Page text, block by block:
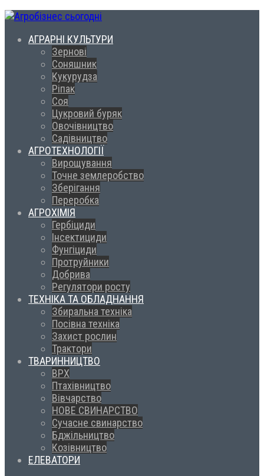
АГРАРНІ КУЛЬТУРИ
Зернові
Соняшник
Кукурудза
Ріпак
Соя
Цукровий буряк
Овочівництво
Садівництво
АГРОТЕХНОЛОГІЇ
Вирощування
Точне землеробство
Зберігання
Переробка
АГРОХІМІЯ
Гербіциди
Інсектициди
Фунгіциди
Протруйники
Добрива
Регулятори росту
ТЕХНІКА ТА ОБЛАДНАННЯ
Збиральна техніка
Посівна техніка
Захист рослин
Трактори
ТВАРИННИЦТВО
ВРХ
Птахівництво
Вівчарство
НОВЕ СВИНАРСТВО
Сучасне свинарство
Бджільництво
Козівництво
ЕЛЕВАТОРИ